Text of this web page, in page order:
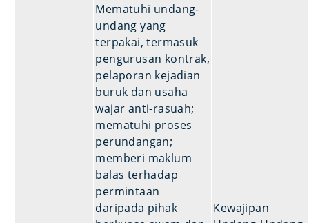
Mematuhi undang-
undang yang
terpakai, termasuk
pengurusan kontrak,
pelaporan kejadian
buruk dan usaha
wajar anti-rasuah;
mematuhi proses
perundangan;
memberi maklum
balas terhadap
permintaan
daripada pihak
Kewajipan